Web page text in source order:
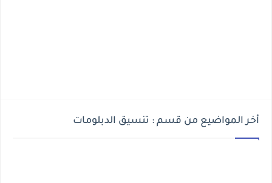
أخر المواضيع من قسم : تنسيق الدبلومات